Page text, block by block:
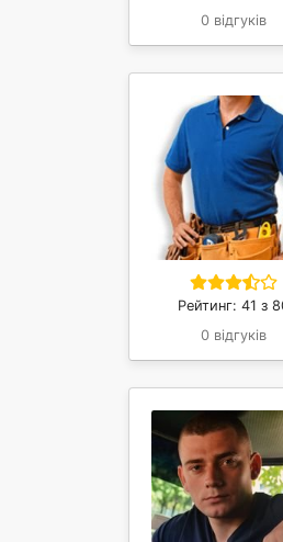
0 відгуків
Рейтинг: 41 з
0 відгуків